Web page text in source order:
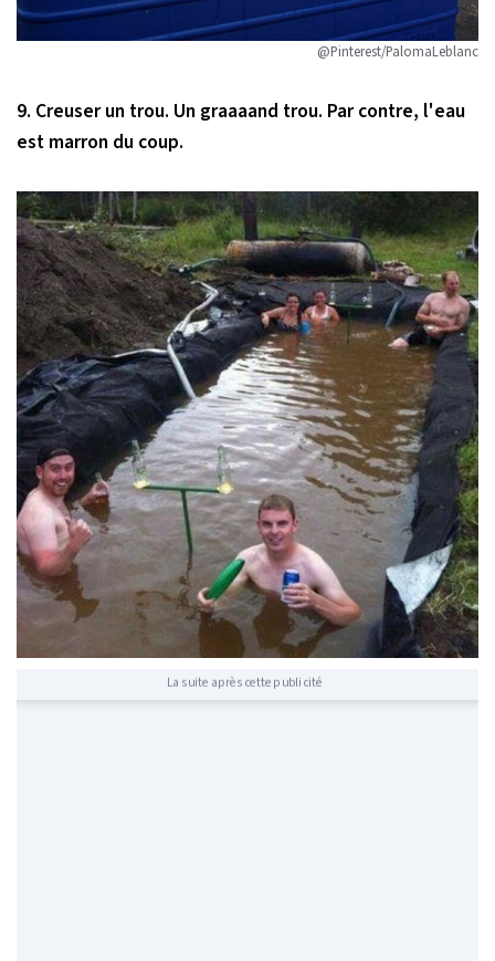
@Pinterest/PalomaLeblanc
9. Creuser un trou. Un graaaand trou. Par contre, l'eau
est marron du coup.
La suite après cette publicité